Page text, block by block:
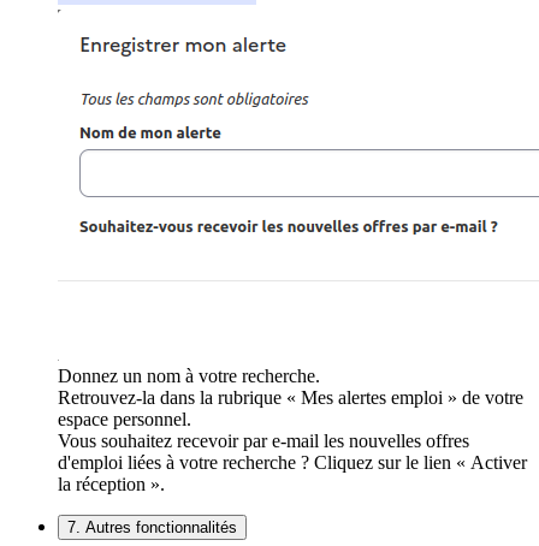
Donnez un nom à votre recherche.
Retrouvez-la dans la rubrique « Mes alertes emploi » de votre
espace personnel.
Vous souhaitez recevoir par e-mail les nouvelles offres
d'emploi liées à votre recherche ? Cliquez sur le lien « Activer
la réception ».
7. Autres fonctionnalités